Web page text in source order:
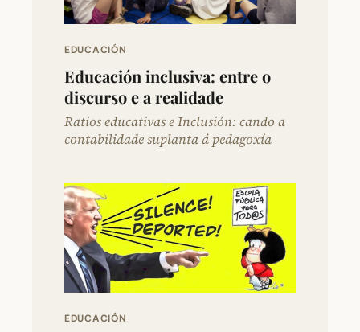
EDUCACIÓN
Educación inclusiva: entre o
discurso e a realidade
Ratios educativas e Inclusión: cando a
contabilidade suplanta á pedagoxía
EDUCACIÓN